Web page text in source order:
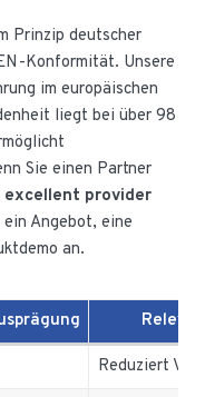
Prinzip deutscher
Konformität. Unsere
im europäischen
liegt bei über 98
Sie einen Partner
excellent provider
Angebot, eine
an.
Reduziert